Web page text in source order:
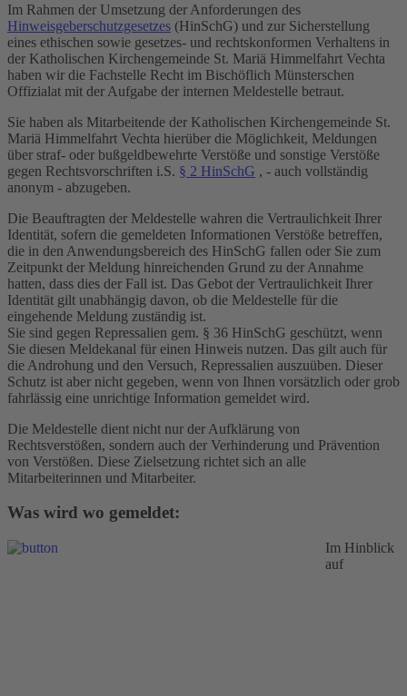
Im Rahmen der Umsetzung der Anforderungen des
Hinweisgeberschutzgesetzes (HinSchG) und zur Sicherstellung
eines ethischen sowie gesetzes- und rechtskonformen Verhaltens in
der Katholischen Kirchengemeinde St. Mariä Himmelfahrt Vechta
haben wir die Fachstelle Recht im Bischöflich Münsterschen
Offizialat mit der Aufgabe der internen Meldestelle betraut.
Sie haben als Mitarbeitende der Katholischen Kirchengemeinde St.
Mariä Himmelfahrt Vechta hierüber die Möglichkeit, Meldungen
über straf- oder bußgeldbewehrte Verstöße und sonstige Verstöße
gegen Rechtsvorschriften i.S. § 2 HinSchG , - auch vollständig
anonym - abzugeben.
Die Beauftragten der Meldestelle wahren die Vertraulichkeit Ihrer
Identität, sofern die gemeldeten Informationen Verstöße betreffen,
die in den Anwendungsbereich des HinSchG fallen oder Sie zum
Zeitpunkt der Meldung hinreichenden Grund zu der Annahme
hatten, dass dies der Fall ist. Das Gebot der Vertraulichkeit Ihrer
Identität gilt unabhängig davon, ob die Meldestelle für die
eingehende Meldung zuständig ist.
Sie sind gegen Repressalien gem. § 36 HinSchG geschützt, wenn
Sie diesen Meldekanal für einen Hinweis nutzen. Das gilt auch für
die Androhung und den Versuch, Repressalien auszuüben. Dieser
Schutz ist aber nicht gegeben, wenn von Ihnen vorsätzlich oder grob
fahrlässig eine unrichtige Information gemeldet wird.
Die Meldestelle dient nicht nur der Aufklärung von
Rechtsverstößen, sondern auch der Verhinderung und Prävention
von Verstößen. Diese Zielsetzung richtet sich an alle
Mitarbeiterinnen und Mitarbeiter.
Was wird wo gemeldet:
Im Hinblick
auf